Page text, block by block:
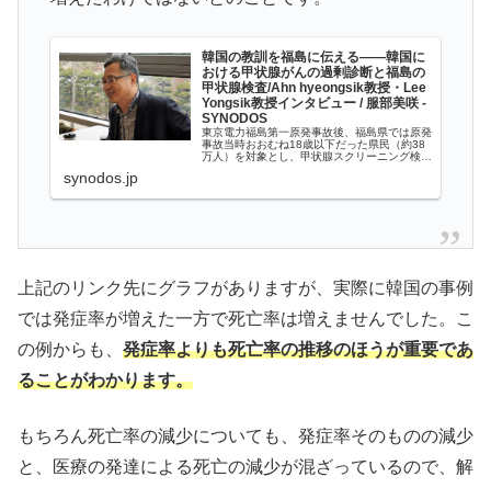
韓国の教訓を福島に伝える――韓国に
おける甲状腺がんの過剰診断と福島の
甲状腺検査/Ahn hyeongsik教授・Lee
Yongsik教授インタビュー / 服部美咲 -
SYNODOS
東京電力福島第一原発事故後、福島県では原発
事故当時おおむね18歳以下だった県民（約38
万人）を対象とし、甲状腺スクリーニング検査
synodos.jp
上記のリンク先にグラフがありますが、実際に韓国の事例
では発症率が増えた一方で死亡率は増えませんでした。こ
の例からも、 発症率よりも死亡率の推移のほうが重要であ
ることがわかります。
もちろん死亡率の減少についても、発症率そのものの減少
と、医療の発達による死亡の減少が混ざっているので、解